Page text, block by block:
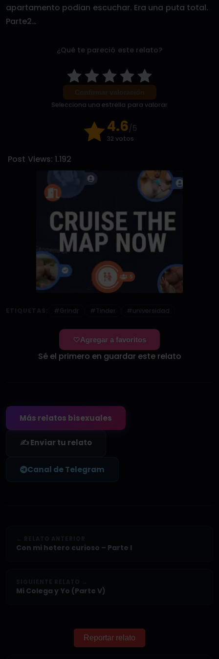
apartamento podian escuchar. Era una puta total.
Parte2…
¿Qué te pareció este relato?
Selecciona una estrella para valorar
4.6/5
32 votos
Post Views: 1.192
#Grindr #Tinder #universidad
Agregar a favoritos
Sé el primero en guardar este relato
Más relatos bisexuales
✍️ Enviar tu relato
Canal de Telegram
Con mi hetero curioso – Parte I
Mi Colega y Yo (Parte V)
Reportar relato